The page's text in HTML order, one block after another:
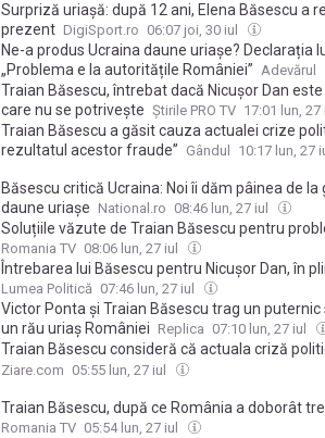
Surpriză uriașă: după 12 ani, Elena Băsescu a
prezent DigiSport.ro 06:07 joi, 30 iul
Ne-a produs Ucraina daune uriașe? Declarația
„Problema e la autoritățile României” Adevărul
Traian Băsescu, întrebat dacă Nicuşor Dan
care nu se potriveşte Știrile PRO TV 17:01 lun, 27
Traian Băsescu a găsit cauza actualei crize
rezultatul acestor fraude” Gândul 10:17 lun, 27
Băsescu critică Ucraina: Noi îi dăm pâinea de
daune uriașe National.ro 08:46 lun, 27 iul
Soluțiile văzute de Traian Băsescu pentru
Kazahstan: ”România nu e în război cu
securizat”
Romania TV 08:06 lun, 27 iul
Întrebarea lui Băsescu pentru Nicușor Dan, în
Constituție îți spune că trebuie să ai
Parlament?”
Lumea Politică 07:46 lun, 27 iul
Victor Ponta și Traian Băsescu trag un
un rău uriaș României Replica 07:10 lun, 27 iul
Traian Băsescu consideră că actuala criză
din 2024: "Avem efectele acum"
Ziare.com 05:55 lun, 27 iul
Traian Băsescu, după ce România a doborât
să defilăm. Lupta nu se duce unu la unu. Se
Romania TV 05:54 lun, 27 iul